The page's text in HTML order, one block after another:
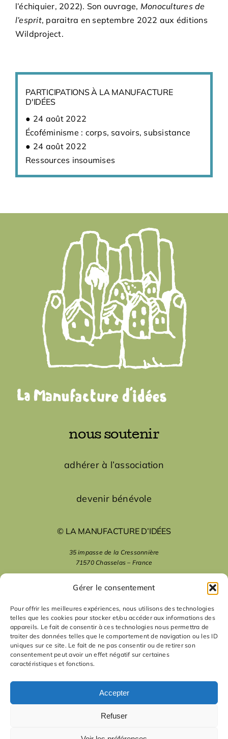
Gérer le consentement
Pour offrir les meilleures expériences, nous utilisons des technologies
telles que les cookies pour stocker et/ou accéder aux informations des
appareils. Le fait de consentir à ces technologies nous permettra de
traiter des données telles que le comportement de navigation ou les ID
uniques sur ce site. Le fait de ne pas consentir ou de retirer son
consentement peut avoir un effet négatif sur certaines
caractéristiques et fonctions.
Accepter
Refuser
l’échiquier, 2022). Son ouvrage, Monocultures de
l’esprit, paraitra en septembre 2022 aux éditions
Wildproject.
PARTICIPATIONS À LA MANUFACTURE
D'IDÉES
24 août 2022
Écoféminisme : corps, savoirs, subsistance
24 août 2022
Ressources insoumises
nous soutenir
adhérer à l’association
devenir bénévole
© LA MANUFACTURE D’IDÉES
35 impasse de la Cressonnière
71570 Chasselas – France
mentions légales
nous suivre
nous contacter